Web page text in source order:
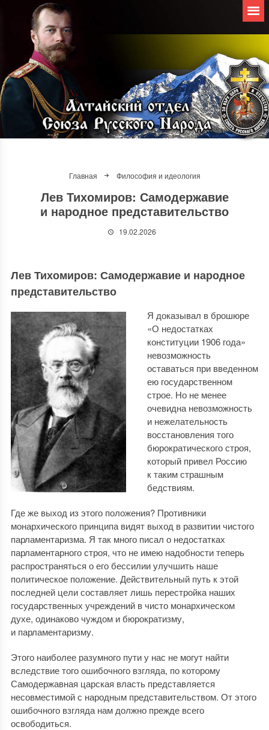
Главная Философия и идеология
Лев Тихомиров: Самодержавие
и народное представительство
19.02.2026
Лев Тихомиров: Самодержавие и народное
представительство
Я доказывал в брошюре
«О недостатках
конституции 1906 года»
невозможность
оставаться при введенном
ею государственном
строе. Но не менее
очевидна невозможность
и нежелательность
восстановления того
бюрократического строя,
который привел Россию
к таким страшным
бедствиям.
Где же выход из этого положения? Противники
монархического принципа видят выход в развитии чистого
парламентаризма. Я так много писал о недостатках
парламентарного строя, что не имею надобности теперь
распространяться о его бессилии улучшить наше
политическое положение. Действительный путь к этой
последней цели составляет лишь перестройка наших
государственных учреждений в чисто монархическом
духе, одинаково чуждом и бюрократизму,
и парламентаризму.
Этого наиболее разумного пути у нас не могут найти
вследствие того ошибочного взгляда, по которому
Самодержавная царская власть представляется
несовместимой с народным представительством. От этого
ошибочного взгляда нам должно прежде всего
освободиться.